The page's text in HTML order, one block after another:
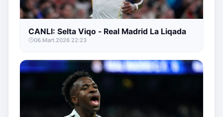
CANLI: Selta Viqo - Real Madrid La Liqada
06.Mart.2026 22:23